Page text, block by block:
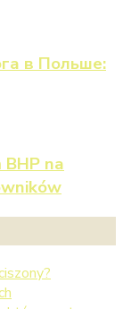
в Польше:
na